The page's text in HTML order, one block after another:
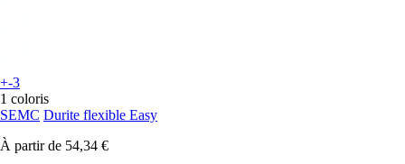
+-3
1 coloris
SEMC Durite flexible Easy
À partir de 54,34 €